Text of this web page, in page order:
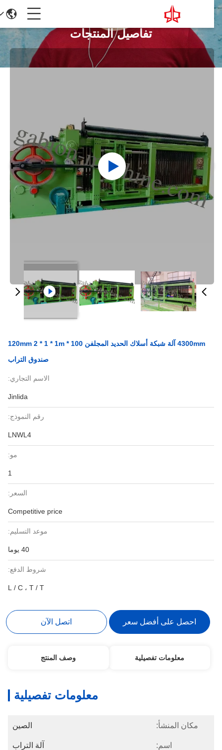
تفاصيل المنتجات
4300mm آلة شبكة أسلاك الحديد المجلفن 100 * 120mm 2 * 1 * 1m
صندوق التراب
الاسم التجاري:
Jinlida
رقم النموذج:
LNWL4
مو:
السعر:
Competitive price
موعد التسليم:
40 يوما
شروط الدفع:
L / C ، T / T
احصل على أفضل سعر اتصل الآن
معلومات تفصيلية وصف المنتج
معلومات تفصيلية
مكان المنشأ: الصين
اسم: آلة التراب